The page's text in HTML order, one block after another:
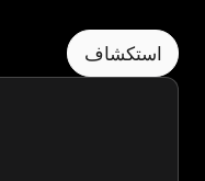
استكشاف